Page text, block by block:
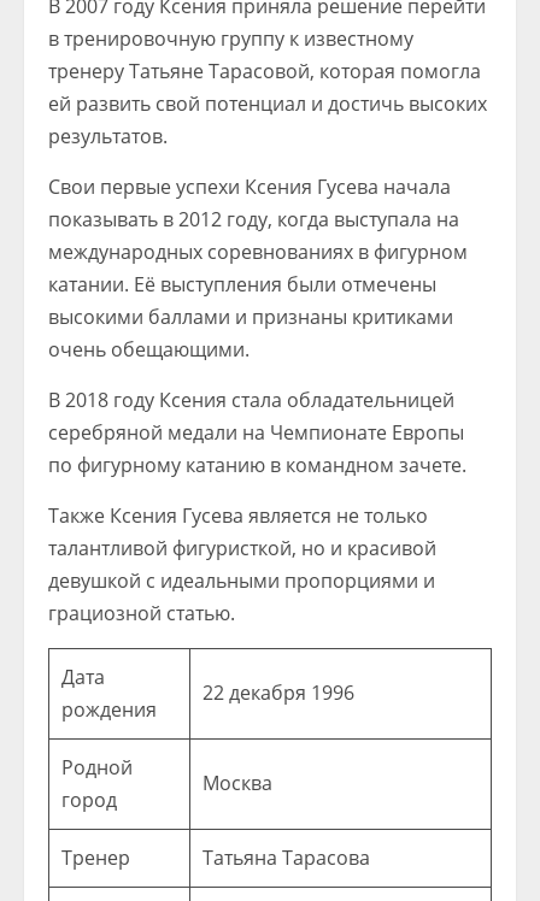
В 2007 году Ксения приняла решение перейти
в тренировочную группу к известному
тренеру Татьяне Тарасовой, которая помогла
ей развить свой потенциал и достичь высоких
результатов.
Свои первые успехи Ксения Гусева начала
показывать в 2012 году, когда выступала на
международных соревнованиях в фигурном
катании. Её выступления были отмечены
высокими баллами и признаны критиками
очень обещающими.
В 2018 году Ксения стала обладательницей
серебряной медали на Чемпионате Европы
по фигурному катанию в командном зачете.
Также Ксения Гусева является не только
талантливой фигуристкой, но и красивой
девушкой с идеальными пропорциями и
грациозной статью.
Дата
рождения
22 декабря 1996
Родной
город
Москва
Тренер Татьяна Тарасова